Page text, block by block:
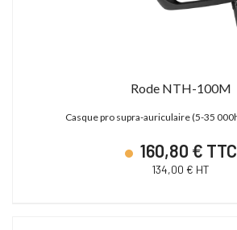
Rode NTH-100M
Casque pro supra-auriculaire (5-35
160,80 € TTC
134,00 € HT